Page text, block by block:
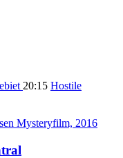
20:15 Hostile
Mysteryfilm, 2016